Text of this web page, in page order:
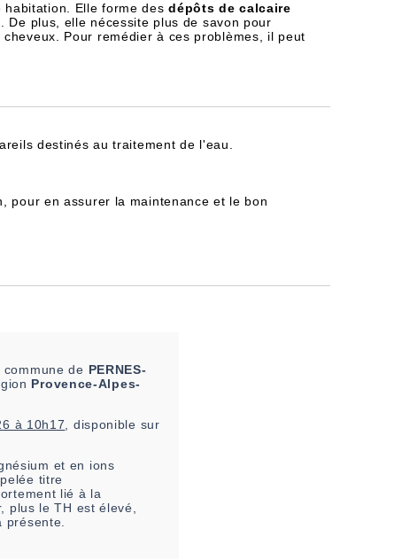
habitation. Elle forme desdépôts de calcaire
plus, elle nécessite plus de savon pour
Pour remédier à ces problèmes, il peut
destinés au traitement de l'eau.
pour en assurer la maintenance et le bon
de PERNES-
Provence-Alpes-
à 10h17, disponible sur
et en ions
titre
lié à la
plus le TH est élevé,
présente.